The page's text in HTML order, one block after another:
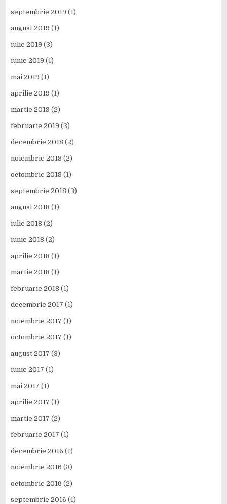
septembrie 2019 (1)
august 2019 (1)
iulie 2019 (3)
iunie 2019 (4)
mai 2019 (1)
aprilie 2019 (1)
martie 2019 (2)
februarie 2019 (3)
decembrie 2018 (2)
noiembrie 2018 (2)
octombrie 2018 (1)
septembrie 2018 (3)
august 2018 (1)
iulie 2018 (2)
iunie 2018 (2)
aprilie 2018 (1)
martie 2018 (1)
februarie 2018 (1)
decembrie 2017 (1)
noiembrie 2017 (1)
octombrie 2017 (1)
august 2017 (3)
iunie 2017 (1)
mai 2017 (1)
aprilie 2017 (1)
martie 2017 (2)
februarie 2017 (1)
decembrie 2016 (1)
noiembrie 2016 (3)
octombrie 2016 (2)
septembrie 2016 (4)